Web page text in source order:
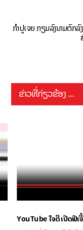
ກຳປູເຈຍ ກຽມລົງນາມຕົກ
ຂ່າວທີ່ກ່ຽວຂ້ອງ ...
YouTube ໃຈດີ ເປີດຟີ